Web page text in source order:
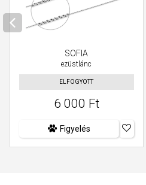
SOFIA
ezüstlánc
ELFOGYOTT
6 000 Ft
Figyelés